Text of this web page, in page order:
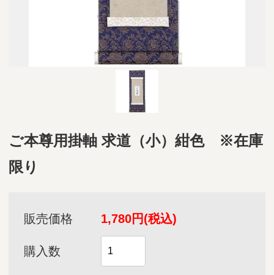
ご本尊用掛軸 求道（小）紺色 ※在庫
限り
販売価格 1,780円(税込)
購入数